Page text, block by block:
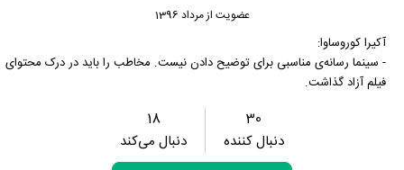
عضویت از مرداد 1396
آکیرا کوروساوا:
- سینما رسانه‌ی مناسبی برای توضیح دادن نیست. مخاطب را باید در درک محتوای
فیلم آزاد گذاشت.
30
دنبال کننده
18
دنبال می‌کند